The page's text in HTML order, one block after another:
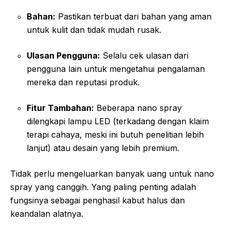
Bahan: Pastikan terbuat dari bahan yang aman
untuk kulit dan tidak mudah rusak.
Ulasan Pengguna: Selalu cek ulasan dari
pengguna lain untuk mengetahui pengalaman
mereka dan reputasi produk.
Fitur Tambahan: Beberapa nano spray
dilengkapi lampu LED (terkadang dengan klaim
terapi cahaya, meski ini butuh penelitian lebih
lanjut) atau desain yang lebih premium.
Tidak perlu mengeluarkan banyak uang untuk nano
spray yang canggih. Yang paling penting adalah
fungsinya sebagai penghasil kabut halus dan
keandalan alatnya.